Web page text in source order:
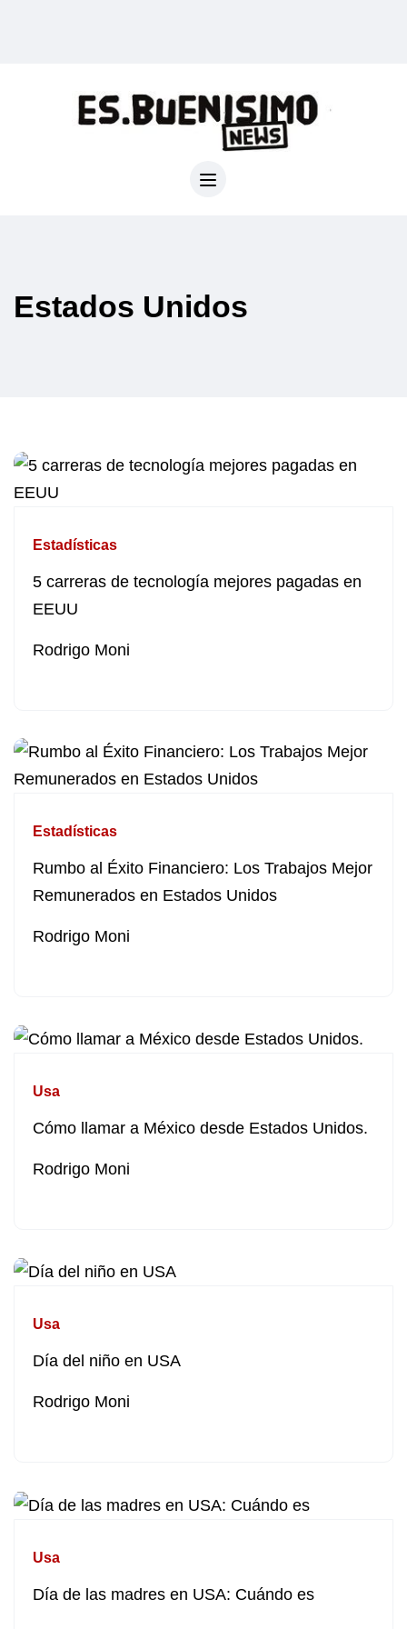
Estados Unidos
Estadísticas
5 carreras de tecnología mejores pagadas en
EEUU
Rodrigo Moni
Estadísticas
Rumbo al Éxito Financiero: Los Trabajos Mejor
Remunerados en Estados Unidos
Rodrigo Moni
Usa
Cómo llamar a México desde Estados Unidos.
Rodrigo Moni
Usa
Día del niño en USA
Rodrigo Moni
Usa
Día de las madres en USA: Cuándo es